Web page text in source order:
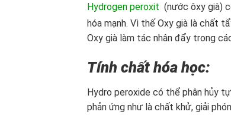
Hydrogen peroxit (nước ôxy già)
hóa mạnh. Vì thế Oxy già là chất
Oxy già làm tác nhân đẩy trong
Tính chất hóa học:
Hydro peroxide có thể phân hủy
phản ứng như là chất khử, giải